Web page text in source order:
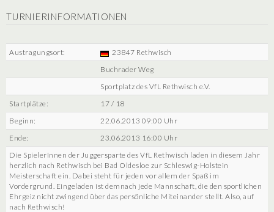
TURNIERINFORMATIONEN
Austragungsort:
23847 Rethwisch
Buchrader Weg
Sportplatz des VfL Rethwisch e.V.
Startplätze:
17 / 18
Beginn:
22.06.2013 09:00 Uhr
Ende:
23.06.2013 16:00 Uhr
Die SpielerInnen der Juggersparte des VfL Rethwisch laden in diesem Jahr
herzlich nach Rethwisch bei Bad Oldesloe zur Schleswig-Holstein
Meisterschaft ein. Dabei steht für jeden vor allem der Spaß im
Vordergrund. Eingeladen ist demnach jede Mannschaft, die den sportlichen
Ehrgeiz nicht zwingend über das persönliche Miteinander stellt. Also, auf
nach Rethwisch!